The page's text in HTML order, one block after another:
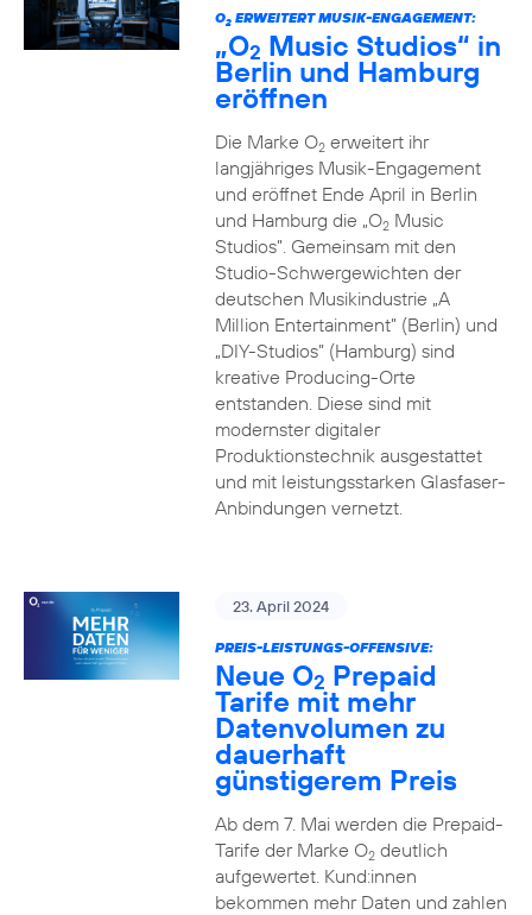
O2ERWEITERT MUSIK-ENGAGEMENT:
„O2 Music Studios“ in
Berlin und Hamburg
eröffnen
Die Marke O2erweitert ihr
langjähriges Musik-Engagement
und eröffnet Ende April in Berlin
und Hamburg die „O2Music
Studios”. Gemeinsam mit den
Studio-Schwergewichten der
deutschen Musikindustrie „A
Million Entertainment” (Berlin) und
„DIY-Studios” (Hamburg) sind
kreative Producing-Orte
entstanden. Diese sind mit
modernster digitaler
Produktionstechnik ausgestattet
und mit leistungsstarken Glasfaser-
Anbindungen vernetzt.
23. April 2024
PREIS-LEISTUNGS-OFFENSIVE:
Neue O2 Prepaid
Tarife mit mehr
Datenvolumen zu
dauerhaft
günstigerem Preis
Ab dem 7. Mai werden die Prepaid-
Tarife der Marke O2deutlich
aufgewertet. Kund:innen
bekommen mehr Daten und zahlen